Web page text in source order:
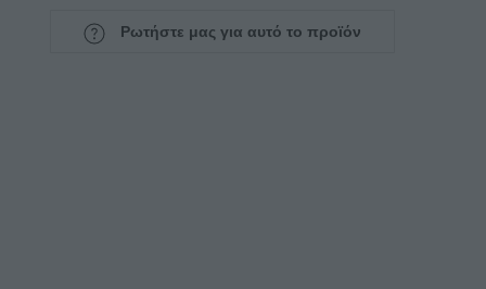
Ρωτήστε μας για αυτό το προϊόν